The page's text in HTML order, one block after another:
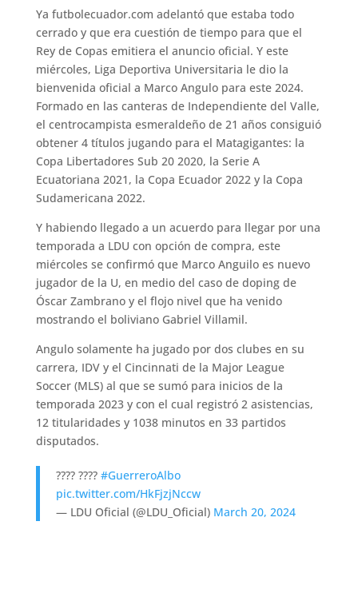
Ya futbolecuador.com adelantó que estaba todo
cerrado y que era cuestión de tiempo para que el
Rey de Copas emitiera el anuncio oficial. Y este
miércoles, Liga Deportiva Universitaria le dio la
bienvenida oficial a Marco Angulo para este 2024.
Formado en las canteras de Independiente del Valle,
el centrocampista esmeraldeño de 21 años consiguió
obtener 4 títulos jugando para el Matagigantes: la
Copa Libertadores Sub 20 2020, la Serie A
Ecuatoriana 2021, la Copa Ecuador 2022 y la Copa
Sudamericana 2022.
Y habiendo llegado a un acuerdo para llegar por una
temporada a LDU con opción de compra, este
miércoles se confirmó que Marco Anguilo es nuevo
jugador de la U, en medio del caso de doping de
Óscar Zambrano y el flojo nivel que ha venido
mostrando el boliviano Gabriel Villamil.
Angulo solamente ha jugado por dos clubes en su
carrera, IDV y el Cincinnati de la Major League
Soccer (MLS) al que se sumó para inicios de la
temporada 2023 y con el cual registró 2 asistencias,
12 titularidades y 1038 minutos en 33 partidos
disputados.
???? ???? #GuerreroAlbo
pic.twitter.com/HkFjzjNccw
— LDU Oficial (@LDU_Oficial) March 20, 2024